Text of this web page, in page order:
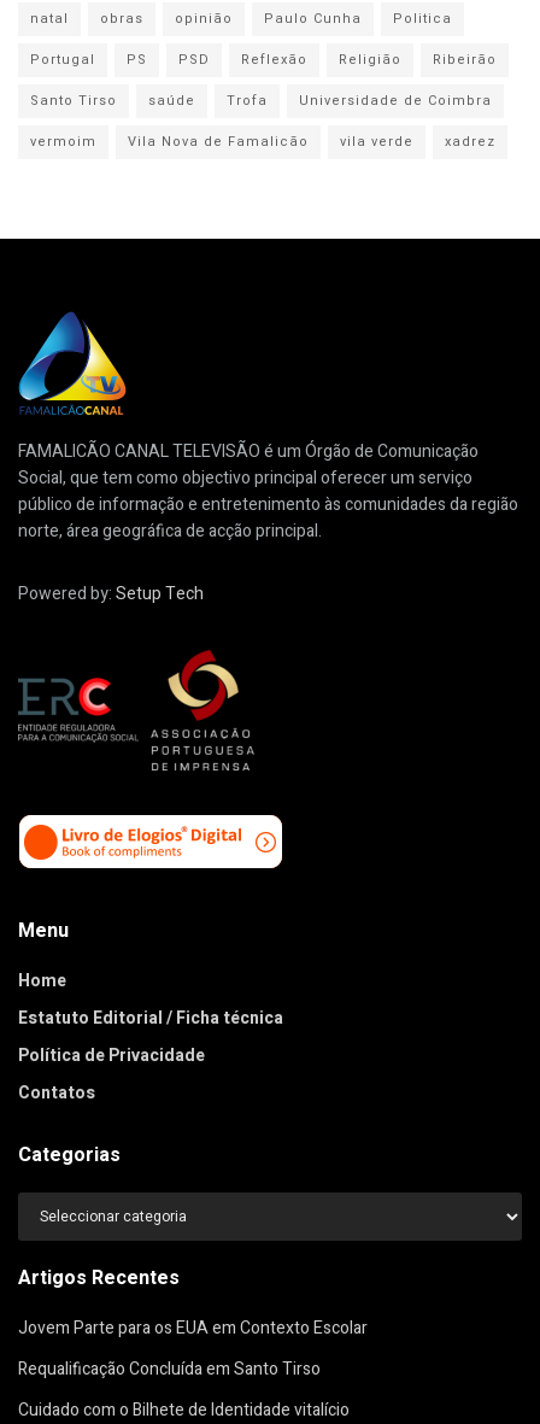
natal
obras opinião Paulo Cunha
Politica
Portugal
PS PSD Reflexão Religião
Ribeirão
Santo Tirso
saúde Trofa
Universidade de Coimbra
vermoim
Vila Nova de Famalicão vila verde xadrez
FAMALICÃO CANAL TELEVISÃO é um Órgão de Comunicação
Social, que tem como objectivo principal oferecer um serviço
público de informação e entretenimento às comunidades da região
norte, área geográfica de acção principal.
Powered by:Setup Tech
Menu
Home
Estatuto Editorial / Ficha técnica
Política de Privacidade
Contatos
Categorias
Categorias
Artigos Recentes
Jovem Parte para os EUA em Contexto Escolar
Requalificação Concluída em Santo Tirso
Cuidado com o Bilhete de Identidade vitalício